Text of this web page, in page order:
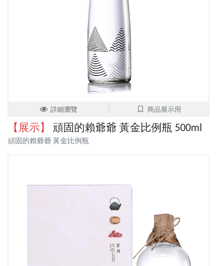
詳細瀏覽 商品展示用
【展示】 頑固的賴爺爺 黃金比例瓶 500ml
頑固的賴爺爺 黃金比例瓶